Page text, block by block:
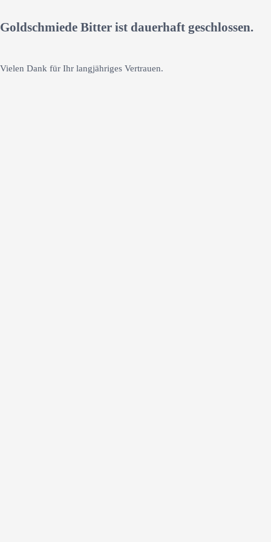
Goldschmiede Bitter ist dauerhaft geschlossen.
Vielen Dank für Ihr langjähriges Vertrauen.